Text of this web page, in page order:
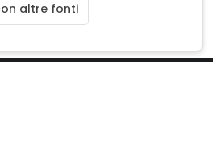
altre fonti